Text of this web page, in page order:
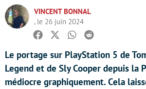
VINCENT BONNAL
, le 26 juin 2024
Facebook
TwitterWhatsapp
Reddit
Le portage sur PlayStation 5 de
Legend et de Sly Cooper depuis la
médiocre graphiquement. Cela